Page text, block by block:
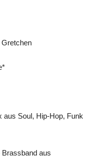
Gretchen
Soul, Hip-Hop, Funk
Brassband aus